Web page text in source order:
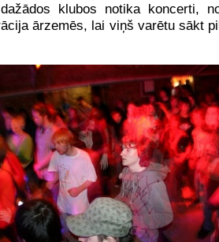
klubos notika koncerti,
ārzemēs, lai viņš varētu sākt